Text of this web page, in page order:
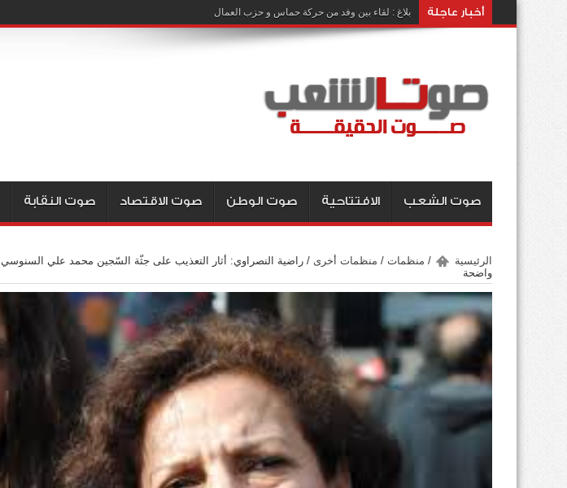
أخبار عاجلة بلاغ : لقاء بين وفد من حركة حماس و حزب العمال
صوت الشعب الافتتاحية صوت الوطن صوت الاقتصاد صوت النقابة
الرئيسية / منظمات / منظمات أخرى / راضية النصراوي: أثار التعذيب على جثّة السّجين محمد علي السنوسي
واضحة